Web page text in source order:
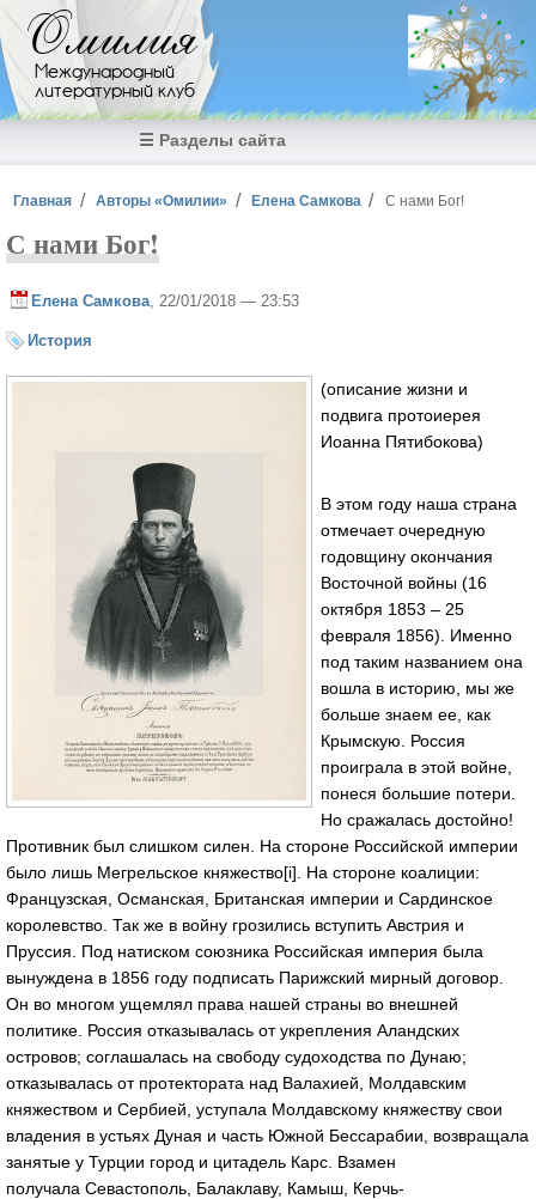
Перейти к основному содержанию
Омилия
Международный
литературный клуб
☰ Разделы сайта
Вы здесь
Главная Авторы «Омилии» Елена Самкова С нами Бог!
С нами Бог!
Елена Самкова , 22/01/2018 — 23:53
История
(описание жизни и
подвига протоиерея
Иоанна Пятибокова)
В этом году наша страна
отмечает очередную
годовщину окончания
Восточной войны (16
октября 1853 – 25
февраля 1856). Именно
под таким названием она
вошла в историю, мы же
больше знаем ее, как
Крымскую. Россия
проиграла в этой войне,
понеся большие потери.
Но сражалась достойно!
Противник был слишком силен. На стороне Российской империи
было лишь Мегрельское княжество[i]. На стороне коалиции:
Французская, Османская, Британская империи и Сардинское
королевство. Так же в войну грозились вступить Австрия и
Пруссия. Под натиском союзника Российская империя была
вынуждена в 1856 году подписать Парижский мирный договор.
Он во многом ущемлял права нашей страны во внешней
политике. Россия отказывалась от укрепления Аландских
островов; соглашалась на свободу судоходства по Дунаю;
отказывалась от протектората над Валахией, Молдавским
княжеством и Сербией, уступала Молдавскому княжеству свои
владения в устьях Дуная и часть Южной Бессарабии, возвращала
занятые у Турции город и цитадель Карс. Взамен
получала Севастополь, Балаклаву, Камыш, Керчь-